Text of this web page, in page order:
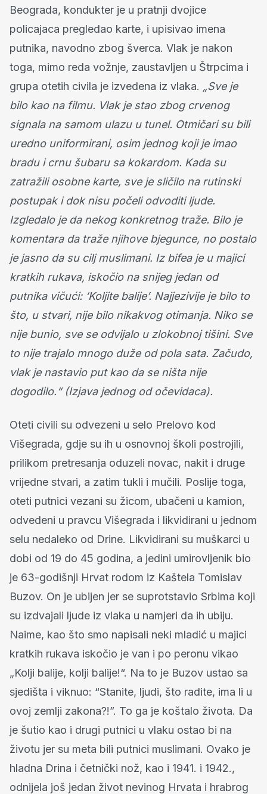
Beograda, kondukter je u pratnji dvojice
policajaca pregledao karte, i upisivao imena
putnika, navodno zbog šverca. Vlak je nakon
toga, mimo reda vožnje, zaustavljen u Štrpcima i
grupa otetih civila je izvedena iz vlaka. „Sve je
bilo kao na filmu. Vlak je stao zbog crvenog
signala na samom ulazu u tunel. Otmičari su bili
uredno uniformirani, osim jednog koji je imao
bradu i crnu šubaru sa kokardom. Kada su
zatražili osobne karte, sve je sličilo na rutinski
postupak i dok nisu počeli odvoditi ljude.
Izgledalo je da nekog konkretnog traže. Bilo je
komentara da traže njihove bjegunce, no postalo
je jasno da su cilj muslimani. Iz bifea je u majici
kratkih rukava, iskočio na snijeg jedan od
putnika vičući: ‘Koljite balije’. Najjezivije je bilo to
što, u stvari, nije bilo nikakvog otimanja. Niko se
nije bunio, sve se odvijalo u zlokobnoj tišini. Sve
to nije trajalo mnogo duže od pola sata. Začudo,
vlak je nastavio put kao da se ništa nije
dogodilo.“ (Izjava jednog od očevidaca).
Oteti civili su odvezeni u selo Prelovo kod
Višegrada, gdje su ih u osnovnoj školi postrojili,
prilikom pretresanja oduzeli novac, nakit i druge
vrijedne stvari, a zatim tukli i mučili. Poslije toga,
oteti putnici vezani su žicom, ubačeni u kamion,
odvedeni u pravcu Višegrada i likvidirani u jednom
selu nedaleko od Drine. Likvidirani su muškarci u
dobi od 19 do 45 godina, a jedini umirovljenik bio
je 63-godišnji Hrvat rodom iz Kaštela Tomislav
Buzov. On je ubijen jer se suprotstavio Srbima koji
su izdvajali ljude iz vlaka u namjeri da ih ubiju.
Naime, kao što smo napisali neki mladić u majici
kratkih rukava iskočio je van i po peronu vikao
„Kolji balije, kolji balije!“. Na to je Buzov ustao sa
sjedišta i viknuo: “Stanite, ljudi, što radite, ima li u
ovoj zemlji zakona?!”. To ga je koštalo života. Da
je šutio kao i drugi putnici u vlaku ostao bi na
životu jer su meta bili putnici muslimani. Ovako je
hladna Drina i četnički nož, kao i 1941. i 1942.,
odnijela još jedan život nevinog Hrvata i hrabrog